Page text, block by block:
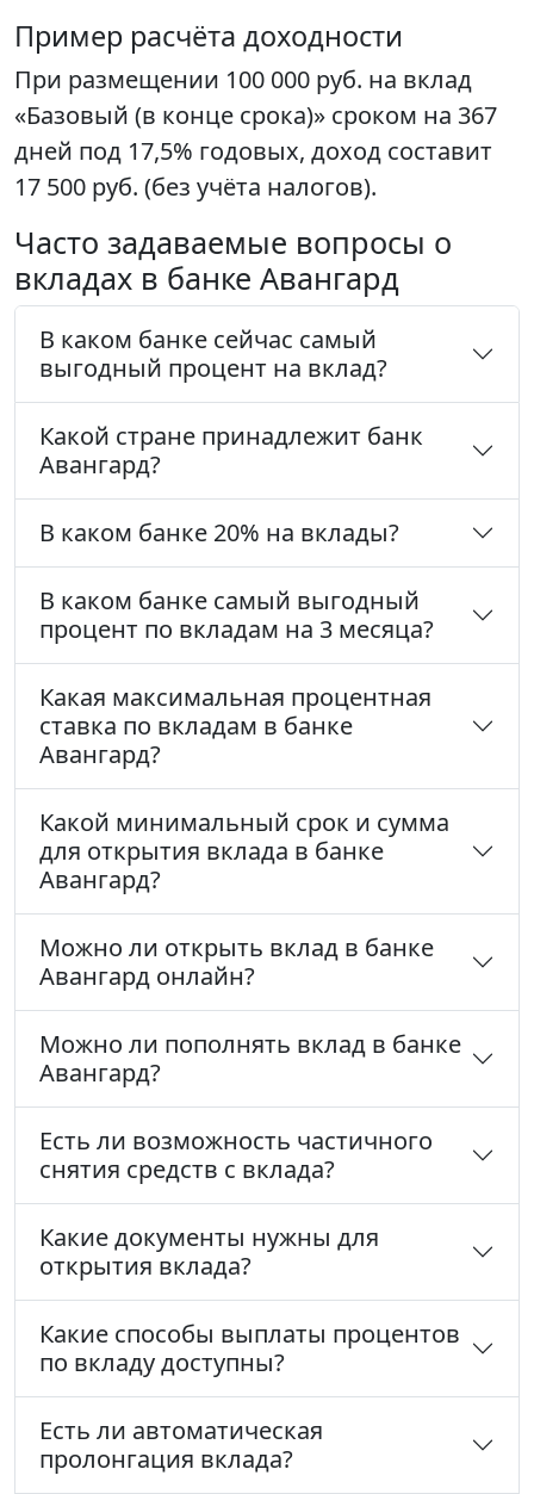
Пример расчёта доходности
При размещении 100 000 руб. на вклад
«Базовый (в конце срока)» сроком на 367
дней под 17,5% годовых, доход составит
17 500 руб. (без учёта налогов).
Часто задаваемые вопросы о
вкладах в банке Авангард
В каком банке сейчас самый
выгодный процент на вклад?
Какой стране принадлежит банк
Авангард?
В каком банке 20% на вклады?
В каком банке самый выгодный
процент по вкладам на 3 месяца?
Какая максимальная процентная
ставка по вкладам в банке
Авангард?
Какой минимальный срок и сумма
для открытия вклада в банке
Авангард?
Можно ли открыть вклад в банке
Авангард онлайн?
Можно ли пополнять вклад в банке
Авангард?
Есть ли возможность частичного
снятия средств с вклада?
Какие документы нужны для
открытия вклада?
Какие способы выплаты процентов
по вкладу доступны?
Есть ли автоматическая
пролонгация вклада?